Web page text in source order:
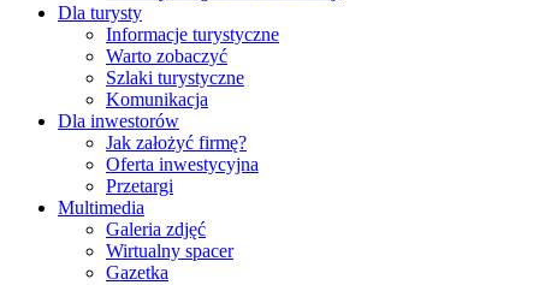
Dla turysty
Informacje turystyczne
Warto zobaczyć
Szlaki turystyczne
Komunikacja
Dla inwestorów
Jak założyć firmę?
Oferta inwestycyjna
Przetargi
Multimedia
Galeria zdjęć
Wirtualny spacer
Gazetka